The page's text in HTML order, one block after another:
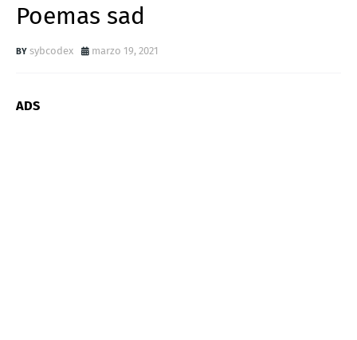
Poemas sad
sybcodex marzo 19, 2021
ADS